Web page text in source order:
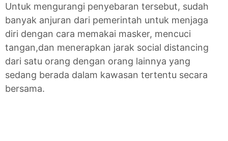
Untuk mengurangi penyebaran tersebut, sudah
banyak anjuran dari pemerintah untuk menjaga
diri dengan cara memakai masker, mencuci
tangan,dan menerapkan jarak social distancing
dari satu orang dengan orang lainnya yang
sedang berada dalam kawasan tertentu secara
bersama.